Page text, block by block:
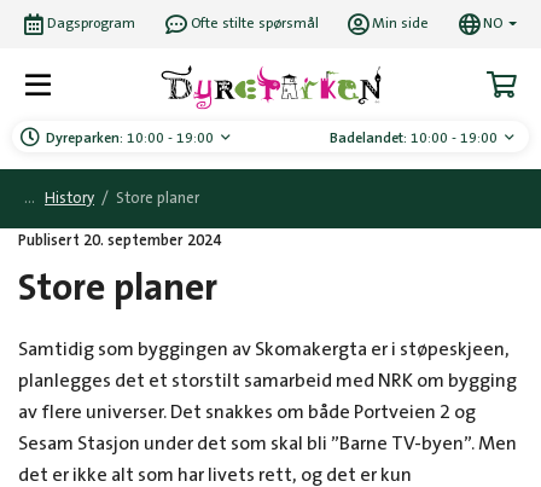
Dyreparken: 10:00 - 19:00 Badelandet: 10:00 - 19:00
Dagsprogram Ofte stilte spørsmål Min side NO
History / Store planer
Publisert 20. september 2024
Store planer
Samtidig som byggingen av Skomakergta er i støpeskjeen,
planlegges det et storstilt samarbeid med NRK om bygging
av flere universer. Det snakkes om både Portveien 2 og
Sesam Stasjon under det som skal bli ”Barne TV-byen”. Men
det er ikke alt som har livets rett, og det er kun